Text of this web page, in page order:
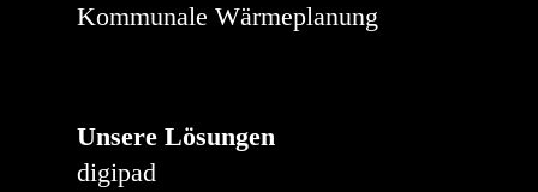
Kommunale Wärmeplanung
Unsere Lösungen
digipad